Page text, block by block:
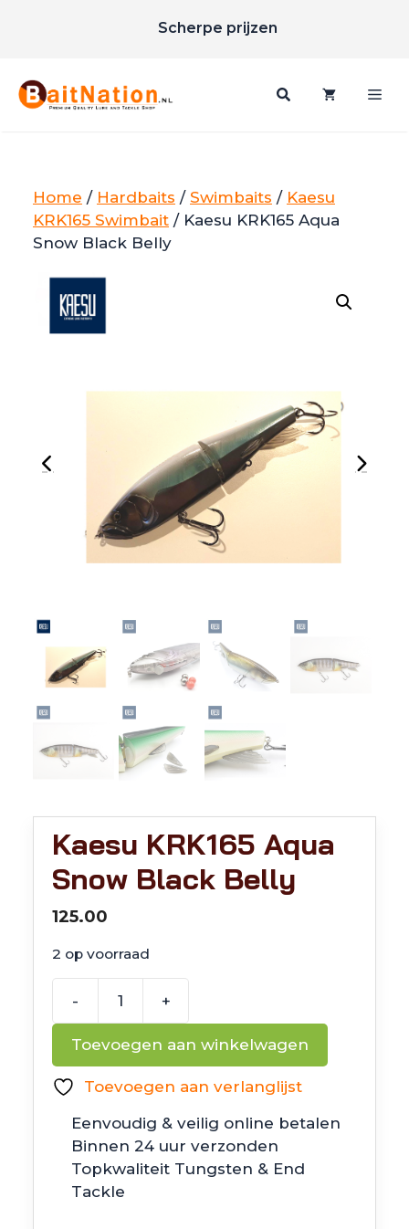
inhoud
Scherpe prijzen
Gratis verzending vanaf €85
Home / Hardbaits / Swimbaits / Kaesu
KRK165 Swimbait / Kaesu KRK165 Aqua
Snow Black Belly
Kaesu KRK165 Aqua
Snow Black Belly
125.00
2 op voorraad
-
Aqua
Belly
aantal
+
Toevoegen aan winkelwagen
Toevoegen aan verlanglijst
Eenvoudig & veilig online betalen
Binnen 24 uur verzonden
Topkwaliteit Tungsten & End
Tackle